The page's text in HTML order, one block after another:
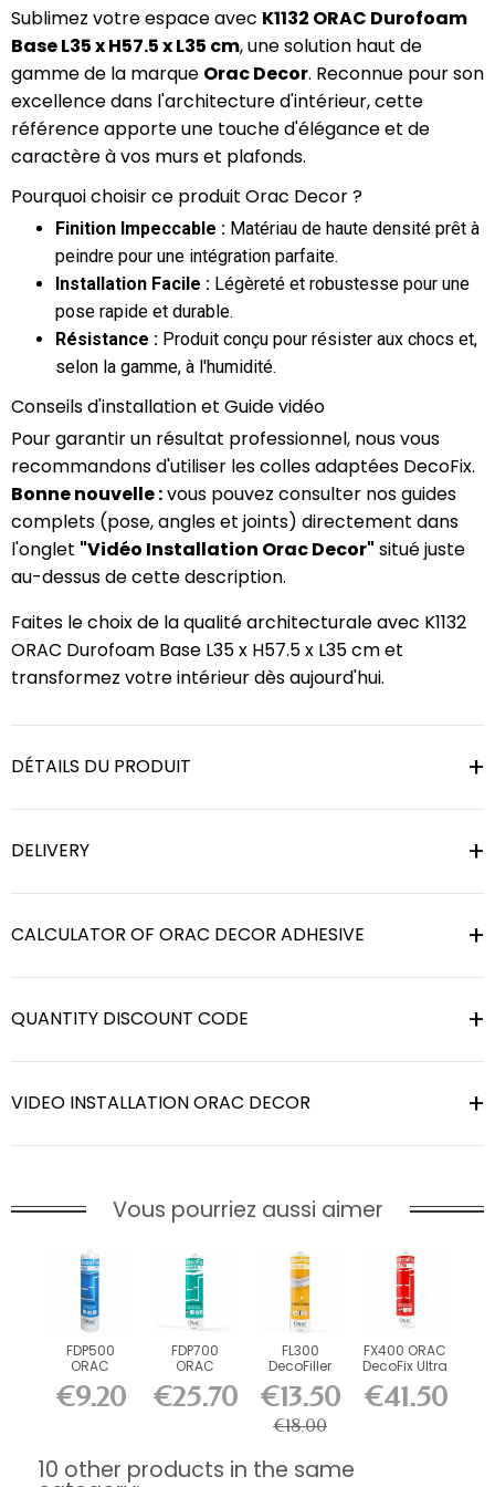
Sublimez votre espace avec K1132 ORAC Durofoam
Base L35 x H57.5 x L35 cm, une solution haut de
gamme de la marque Orac Decor. Reconnue pour son
excellence dans l'architecture d'intérieur, cette
référence apporte une touche d'élégance et de
caractère à vos murs et plafonds.
Pourquoi choisir ce produit Orac Decor ?
Finition Impeccable : Matériau de haute densité prêt à
peindre pour une intégration parfaite.
Installation Facile : Légèreté et robustesse pour une
pose rapide et durable.
Résistance : Produit conçu pour résister aux chocs et,
selon la gamme, à l'humidité.
Conseils d'installation et Guide vidéo
Pour garantir un résultat professionnel, nous vous
recommandons d'utiliser les colles adaptées DecoFix.
Bonne nouvelle :vous pouvez consulter nos guides
complets (pose, angles et joints) directement dans
l'onglet "Vidéo Installation Orac Decor" situé juste
au-dessus de cette description.
Faites le choix de la qualité architecturale avec K1132
ORAC Durofoam Base L35 x H57.5 x L35 cm et
transformez votre intérieur dès aujourd'hui.
DÉTAILS DU PRODUIT
DELIVERY
CALCULATOR OF ORAC DECOR ADHESIVE
QUANTITY DISCOUNT CODE
VIDEO INSTALLATION ORAC DECOR
Vous pourriez aussi aimer
FDP500
ORAC
DecoFix Pro
310 ml
€9.20
FDP700
ORAC
DecoFix
Power 290
ml
€25.70
FL300
DecoFiller
€13.50
€18.00
FX400 ORAC
DecoFix Ultra
€41.50
10 other products in the same